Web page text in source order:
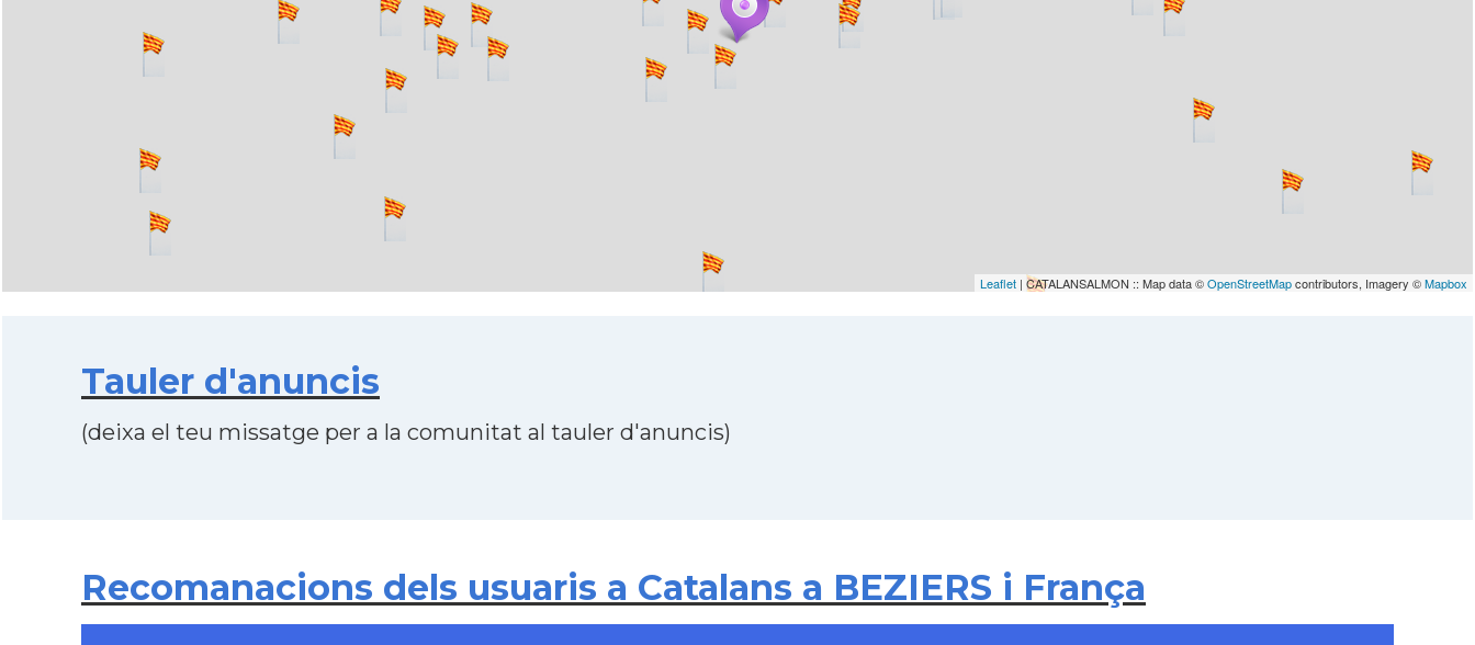
Leaflet | CATALANSALMON :: Map data ©OpenStreetMapcontributors, Imagery ©Mapbox
Tauler d'anuncis
(deixa el teu missatge per a la comunitat al tauler d'anuncis)
Recomanacions dels usuaris a Catalans a BEZIERS i França